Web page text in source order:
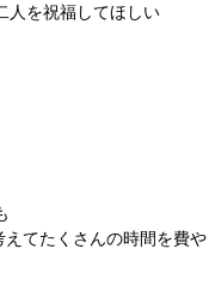
人を祝福してほしい
てたくさんの時間を費